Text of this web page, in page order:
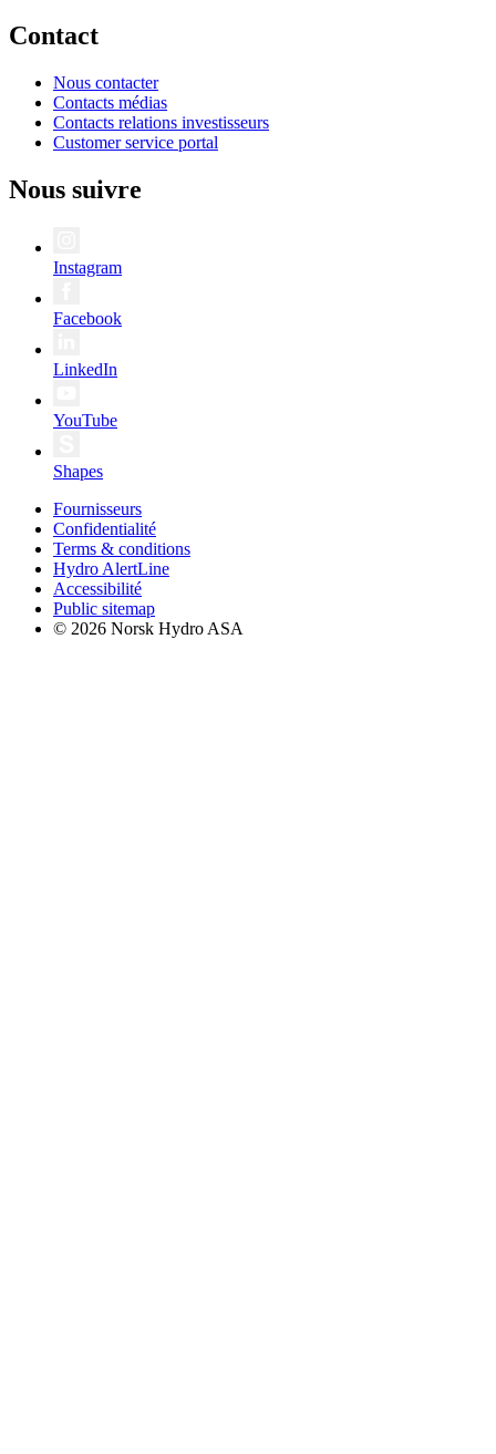
Contact
Nous contacter
Contacts médias
Contacts relations investisseurs
Customer service portal
Nous suivre
Instagram
Facebook
LinkedIn
YouTube
Shapes
Fournisseurs
Confidentialité
Terms & conditions
Hydro AlertLine
Accessibilité
Public sitemap
© 2026 Norsk Hydro ASA